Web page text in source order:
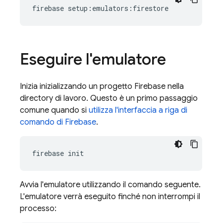
firebase setup:emulators:firestore
Eseguire l'emulatore
Inizia inizializzando un progetto Firebase nella
directory di lavoro. Questo è un primo passaggio
comune quando si utilizza l'interfaccia a riga di
comando di Firebase.
Avvia l'emulatore utilizzando il comando seguente.
L'emulatore verrà eseguito finché non interrompi il
processo: